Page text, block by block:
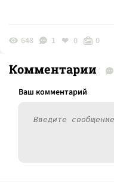
648 1 0 0
Комментарии